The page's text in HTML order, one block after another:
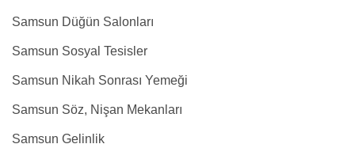
Samsun Düğün Salonları
Samsun Sosyal Tesisler
Samsun Nikah Sonrası Yemeği
Samsun Söz, Nişan Mekanları
Samsun Gelinlik